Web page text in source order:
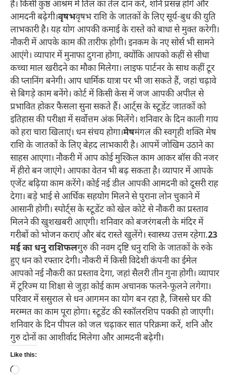
है। किसी कुष्ठ आश्रम में तिल का तेल दान करें, शनि प्रसन्न होंगे और
आमदनी बढ़ेगी।वृषभवृषभ राशि के जातकों के लिए सूर्य-बुध की युति
लाभकारी है। यह योग आपकी कमाई के रास्ते को बाधा से मुक्त करेगी।
नौकरी में आपके काम की तारीफ होगी। इनकम के नए सोर्स भी सामने
आएंगे। व्यापार में मुनाफा दुगना होगा, क्योंकि आपको कहीं से सीधा
कच्चा माल खरीदने का मौका मिलेगा। लाइफ पार्टनर के साथ कहीं टूर
की प्लानिंग बनेगी। आप धार्मिक यात्रा पर भी जा सकते हैं, जहां चढ़ावे
से बिगड़े काम बनेंगे। कोर्ट में किसी केस में जज आपकी अपील से
प्रभावित होकर फैसला सुना सकते हैं। आर्ट्स के स्टूडेंट जातकों को
इतिहास की परीक्षा में सर्वोत्तम अंक मिलेंगे। शनिवार के दिन काली गाय
को हरा चारा खिलाएं। धन संचय होगा।मेषमंगल की स्वगृही शक्ति मेष
राशि के जातकों के लिए बेहद लाभकारी है। आपमें जोखिम उठाने का
साहस आएगा। नौकरी में आप कोई मुश्किल काम आकर बॉस की नजर
में हीरो बन जाएंगे। आपका वेतन भी बढ़ सकता है। व्यापार में आपके
एजेंट बढ़िया काम करेंगे। कोई नई डील आपकी आमदनी को दूसरी राह
देगा। बड़े भाई से आर्थिक सहयोग मिलने से पुराना लोन चुकाने में
आसानी होगी। स्पोर्ट्स के स्टूडेंट को खेल कोटे से नौकरी का प्रस्ताव
मिलने की खुशखबरी आएगी। शनिवार को बजरंगबली के मंदिर में
गरीबों को भोजन कराएं और बंद रास्ते खुलेंगे। स्वास्थ्य उत्तम रहेगा.23
मई का धनु राशिफलगुरु की नवम दृष्टि धनु राशि के जातकों के रुके
हुए धन को रफ्तार देगी। नौकरी में किसी विदेशी कंपनी का ईमेल
आपको नई नौकरी का प्रस्ताव देगा, जहां सैलरी तीन गुना होगी। व्यापार
में टूरिज्म या शिक्षा से जुड़ा कोई काम अचानक फलने-फूलने लगेगा।
परिवार में ससुराल से धन आगमन का योग बन रहा है, जिससे घर की
मरम्मत का काम पूरा होगा। स्टूडेंट की स्कॉलरशिप पक्की हो जाएगी।
शनिवार के दिन पीपल को जल चढ़ाकर सात परिक्रमा करें, शनि और
गुरु दोनों का आशीर्वाद मिलेगा और आमदनी बढ़ेगी।
Like this:
Loading…